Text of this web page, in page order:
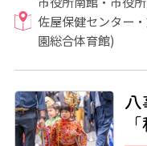
佐屋保健センター
園総合体育館)